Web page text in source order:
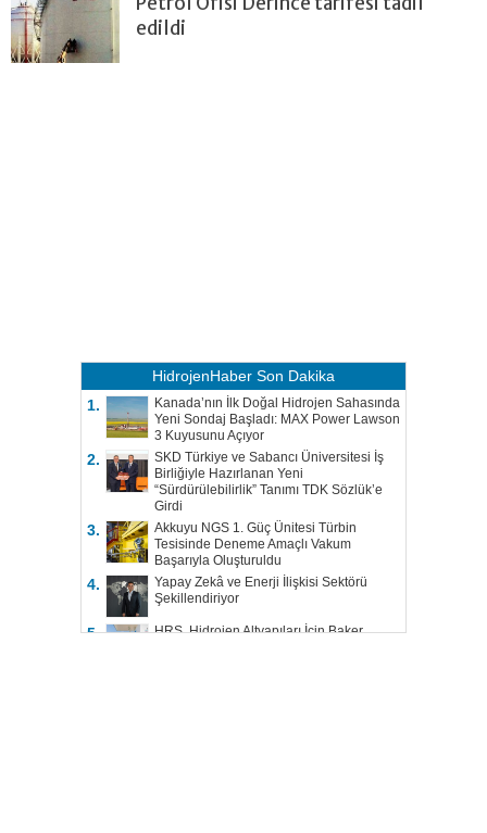
edildi
HidrojenHaber Son Dakika
1.
Kanada’nın İlk Doğal Hidrojen Sahasında
Yeni Sondaj Başladı: MAX Power Lawson
3 Kuyusunu Açıyor
2.
SKD Türkiye ve Sabancı Üniversitesi İş
Birliğiyle Hazırlanan Yeni
“Sürdürülebilirlik” Tanımı TDK Sözlük’e
Girdi
3.
Akkuyu NGS 1. Güç Ünitesi Türbin
Tesisinde Deneme Amaçlı Vakum
Başarıyla Oluşturuldu
4.
Yapay Zekâ ve Enerji İlişkisi Sektörü
Şekillendiriyor
5.
HRS, Hidrojen Altyapıları İçin Baker